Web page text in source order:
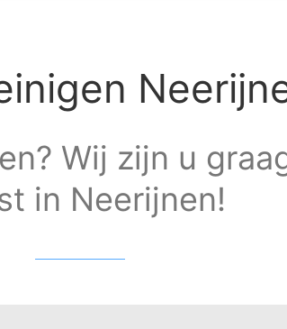
Wij zijn u
in Neerijnen!